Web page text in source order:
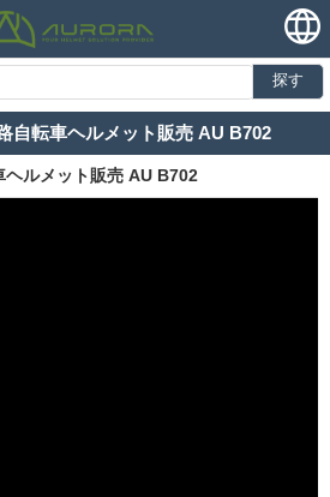
探す
自転車ヘルメット販売 AU B702
ヘルメット販売 AU B702